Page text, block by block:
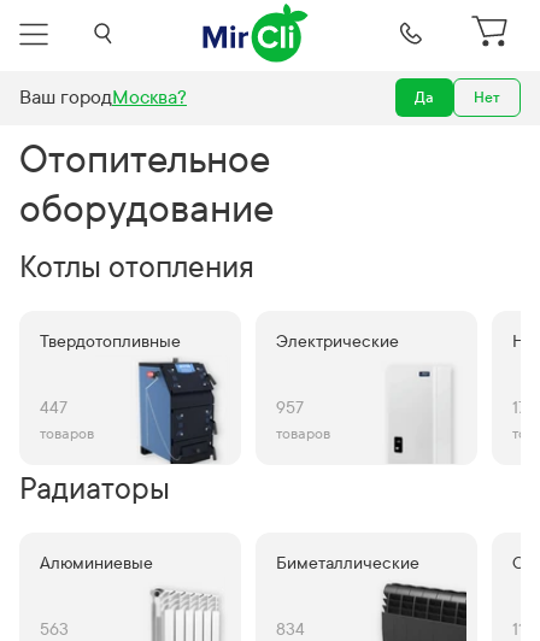
Ваш городМосква? Да Нет
Отопление
Отопительное
оборудование
Котлы отопления
Твердотопливные
447
товаров
Электрические
957
товаров
Радиаторы
Алюминиевые
563
Биметаллические
834